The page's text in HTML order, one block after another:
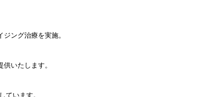
ング治療を実施。
いたします。
ています。